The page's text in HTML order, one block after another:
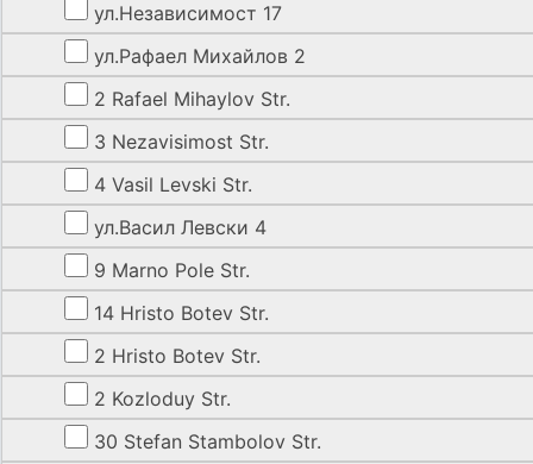
ул.Независимост 17
ул.Рафаел Михайлов 2
2 Rafael Mihaylov Str.
3 Nezavisimost Str.
4 Vasil Levski Str.
ул.Васил Левски 4
9 Marno Pole Str.
14 Hristo Botev Str.
2 Hristo Botev Str.
2 Kozloduy Str.
30 Stefan Stambolov Str.